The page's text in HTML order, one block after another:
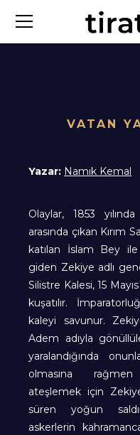
VATAN
Yazar: Namık Kemal
Olaylar, 1853
arasında çıkan Kırım
katılan İslam Bey ile
giden Zekiye adlı
Silistre Kalesi, 15
kuşatılır.
kaleyi savunur.
Adem adıyla
yaralandığında
olmasına
ateşlemek için
süren yoğun
askerlerin